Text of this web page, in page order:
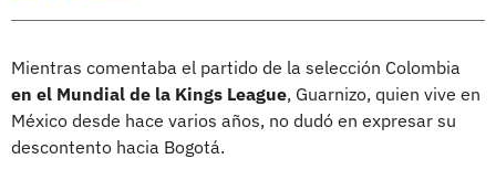
Mientras comentaba el partido de la selección Colombia
en el Mundial de la Kings League, Guarnizo, quien vive en
México desde hace varios años, no dudó en expresar su
descontento hacia Bogotá.